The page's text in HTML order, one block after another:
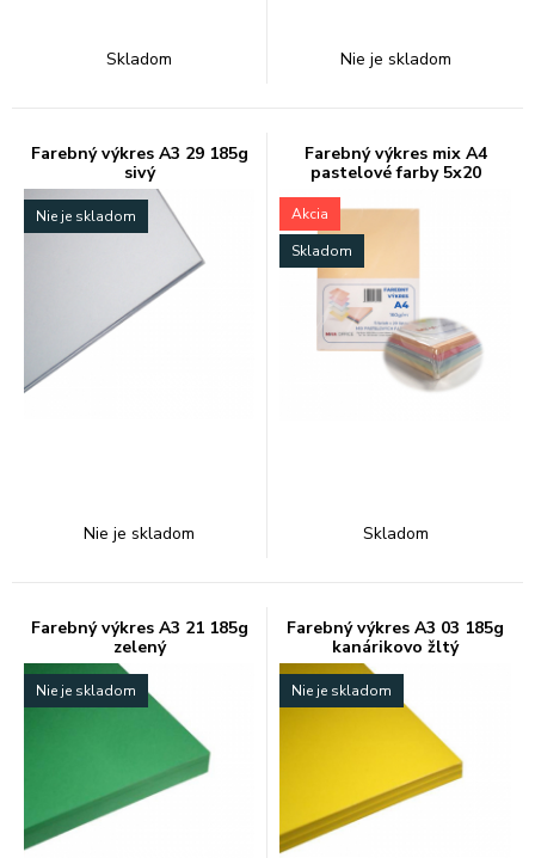
Skladom Nie je skladom
Farebný výkres A3 29 185g
sivý
Nie je skladom
Nie je skladom
Farebný výkres mix A4
pastelové farby 5x20
Akcia
Skladom
Skladom
Farebný výkres A3 21 185g
zelený
Nie je skladom
Farebný výkres A3 03 185g
kanárikovo žltý
Nie je skladom